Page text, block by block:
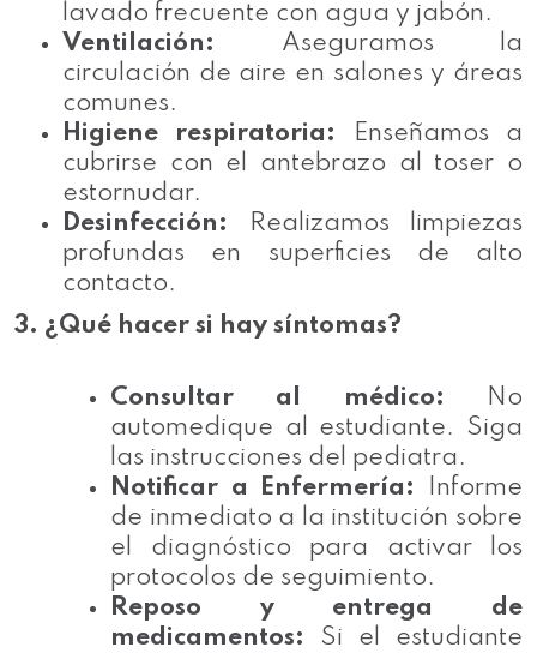
lavado frecuente con agua y jabón.
Ventilación: Aseguramos la
circulación de aire en salones y áreas
comunes.
Higiene respiratoria:
Enseñamos a
cubrirse con el antebrazo al toser o
estornudar.
Desinfección: Realizamos limpiezas
profundas en superficies de alto
contacto.
3. ¿Qué hacer si hay síntomas?
Consultar al médico: No
automedique al estudiante. Siga
las instrucciones del pediatra.
Notificar a Enfermería:
Informe
de inmediato a la institución sobre
el diagnóstico para activar los
protocolos de seguimiento.
Reposo y entrega de
medicamentos: Si el estudiante